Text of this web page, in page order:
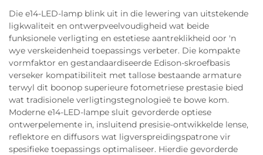
Die e14-LED-lamp blink uit in die lewering van uitstekende
ligkwaliteit en ontwerpveelvoudigheid wat beide
funksionele verligting en estetiese aantreklikheid oor 'n
wye verskeidenheid toepassings verbeter. Die kompakte
vormfaktor en gestandaardiseerde Edison-skroefbasis
verseker kompatibiliteit met tallose bestaande armature
terwyl dit boonop superieure fotometriese prestasie bied
wat tradisionele verligtingstegnologieë te bowe kom.
Moderne e14-LED-lampe sluit gevorderde optiese
ontwerpelemente in, insluitend presisie-ontwikkelde lense,
reflektore en diffusors wat ligverspreidingspatrone vir
spesifieke toepassings optimaliseer. Hierdie gevorderde